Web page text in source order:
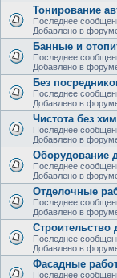
Тонирование
Последнее
Добавлено в
Банные и
Последнее
Добавлено в
Без
Последнее
Добавлено в
Чистота без
Последнее
Добавлено в
Оборудование
Последнее
Добавлено в
Отделочные
Последнее
Добавлено в
Cтроительство
Последнее
Добавлено в
Фасадные
Последнее